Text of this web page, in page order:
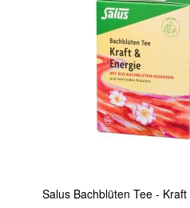
Salus Bachblüten Tee -